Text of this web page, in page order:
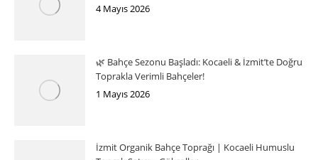
4 Mayıs 2026
🌿 Bahçe Sezonu Başladı: Kocaeli & İzmit’te Doğru
Toprakla Verimli Bahçeler!
1 Mayıs 2026
İzmit Organik Bahçe Toprağı | Kocaeli Humuslu